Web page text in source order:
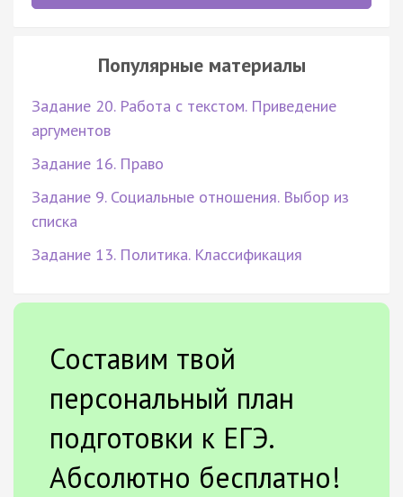
Популярные материалы
Задание 20. Работа с текстом. Приведение
аргументов
Задание 16. Право
Задание 9. Социальные отношения. Выбор из
списка
Задание 13. Политика. Классификация
Составим твой
персональный план
подготовки к ЕГЭ.
Абсолютно бесплатно!